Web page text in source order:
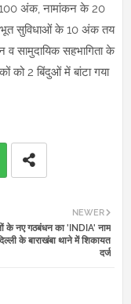
100 अंक, नामांकन के 20
सुविधाओं के 10 अंक तय
सामुदायिक सहभागिता के
2 बिंदुओं में बांटा गया
NEWER
के नए गठबंधन का 'INDIA' नाम
के बाराखंबा थाने में शिकायत
दर्ज